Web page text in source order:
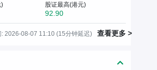
股证最高(港元)
92.90
: 2026-08-07 11:10 (15分钟延迟) 查看更多 >